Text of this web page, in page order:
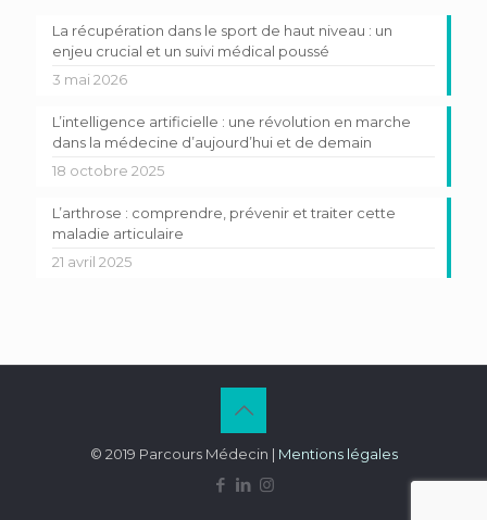
La récupération dans le sport de haut niveau : un
enjeu crucial et un suivi médical poussé
3 mai 2026
L’intelligence artificielle : une révolution en marche
dans la médecine d’aujourd’hui et de demain
18 octobre 2025
L’arthrose : comprendre, prévenir et traiter cette
maladie articulaire
21 avril 2025
© 2019 Parcours Médecin | Mentions légales